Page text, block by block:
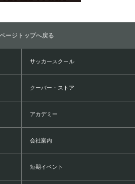
ページトップへ戻る
サッカースクール
クーバー・ストア
アカデミー
会社案内
短期イベント